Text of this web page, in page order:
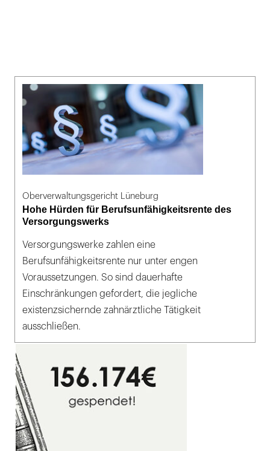
Oberverwaltungsgericht Lüneburg
Hohe Hürden für Berufsunfähigkeitsrente des
Versorgungswerks
Versorgungswerke zahlen eine
Berufsunfähigkeitsrente nur unter engen
Voraussetzungen. So sind dauerhafte
Einschränkungen gefordert, die jegliche
existenzsichernde zahnärztliche Tätigkeit
ausschließen.